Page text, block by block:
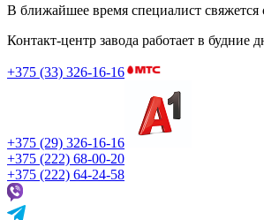
В ближайшее время специалист свяжется
Контакт-центр завода работает в будние
+375 (33) 326-16-16
+375 (29) 326-16-16
+375 (222) 68-00-20
+375 (222) 64-24-58